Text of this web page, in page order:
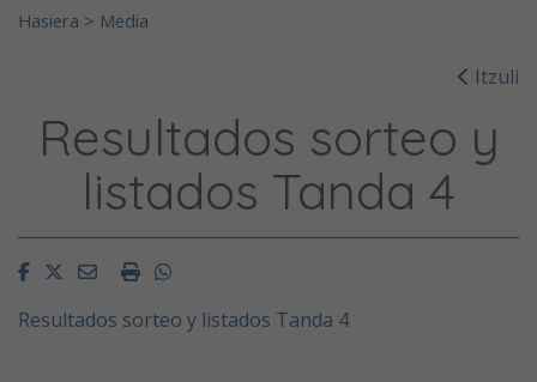
Hasiera > Media
Itzuli
Resultados sorteo y
listados Tanda 4
FacebookTwitterEmailImprimirWhatsapp
Resultados sorteo y listados Tanda 4